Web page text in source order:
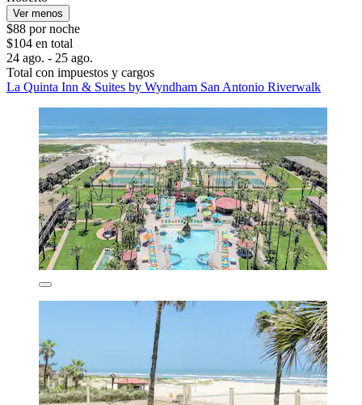
Ver menos
$88 por noche
$104 en total
24 ago. - 25 ago.
Total con impuestos y cargos
La Quinta Inn & Suites by Wyndham San Antonio Riverwalk